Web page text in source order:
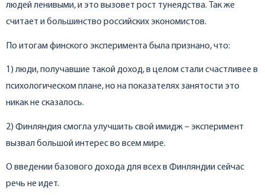
людей ленивыми, и это вызовет рост тунеядства. Так же
считает и большинство российских экономистов.
По итогам финского эксперимента была признано, что:
1) люди, получавшие такой доход, в целом стали счастливее в
психологическом плане, но на показателях занятости это
никак не сказалось.
2) Финляндия смогла улучшить свой имидж – эксперимент
вызвал большой интерес во всем мире.
О введении базового дохода для всех в Финляндии сейчас
речь не идет.